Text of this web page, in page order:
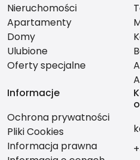
Nieruchomości
Apartamenty
Domy
Ulubione
Oferty specjalne
Informacje
Ochrona prywatności
Pliki Cookies
Informacja prawna